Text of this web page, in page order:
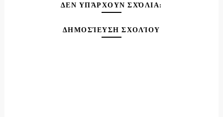
ΔΕΝ ΥΠΆΡΧΟΥΝ ΣΧΌΛΙΑ:
ΔΗΜΟΣΊΕΥΣΗ ΣΧΟΛΊΟΥ